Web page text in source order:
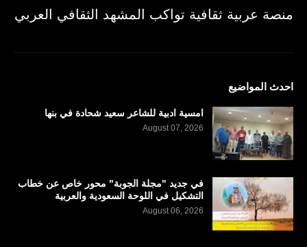
منصة عربية ثقافية تواكب المشهد الثقافي العربي
احدث المواضيع
امسية ادبية للشاعر سعيد شحادة في بنها
August 07, 2026
في جديد "مجلة الجوبة" محور خاص عن خطاب
التشكيل في اللوحة السعودية والعربية
August 06, 2026